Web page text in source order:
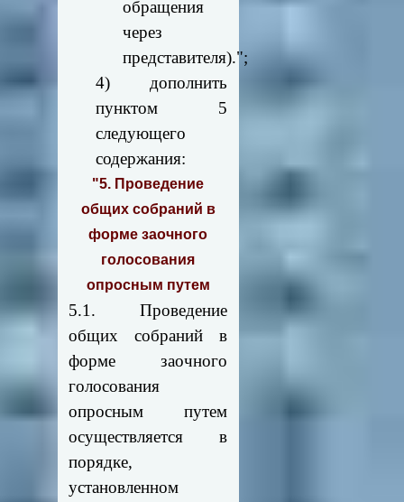
обращения
через
представителя).";
4) дополнить
пунктом 5
следующего
содержания:
"5. Проведение
общих собраний в
форме заочного
голосования
опросным путем
5.1. Проведение
общих собраний в
форме заочного
голосования
опросным путем
осуществляется в
порядке,
установленном